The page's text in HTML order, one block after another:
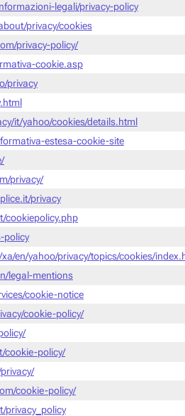
legali/privacy-policy
privacy/cookies
privacy-policy/
cookie.asp
privacy
it/yahoo/cookies/details.html
estesa-cookie-site
privacy/
privacy
cookiepolicy.php
policy
en/yahoo/privacy/topics/cookies/
legal-mentions
cookie-notice
cookie-policy/
cookie-policy/
cookie-policy/
privacy_policy